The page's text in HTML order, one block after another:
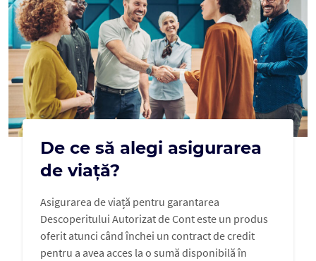
De ce să alegi asigurarea
de viață?
Asigurarea de viață pentru garantarea
Descoperitului Autorizat de Cont este un produs
oferit atunci când închei un contract de credit
pentru a avea acces la o sumă disponibilă în